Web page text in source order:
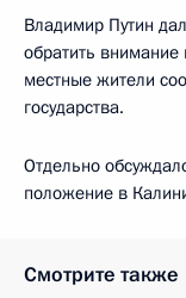
Владимир Путин
обратить
местные жители
государства.
Отдельно
положение в
Смотрите также